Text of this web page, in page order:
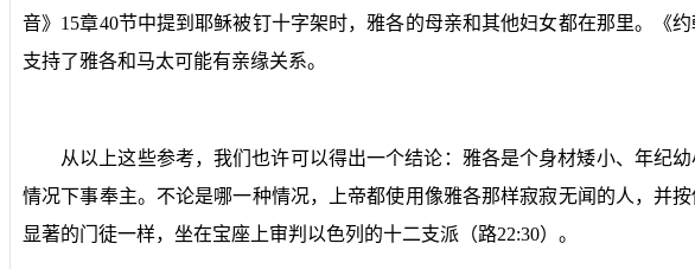
音》 15章40节中提到耶稣被钉十字架时，雅各的母亲和其他妇女都在那里。《约
支持了雅各和马太可能有亲缘关系。
从以上这些参考，我们也许可以得出一个结论：雅各是个身材矮小、年纪
情况下事奉主。不论是哪一种情况，上帝都使用像雅各那样寂寂无闻的人，并
显著的门徒一样，坐在宝座上审判以色列的十二支派（路22:30）。